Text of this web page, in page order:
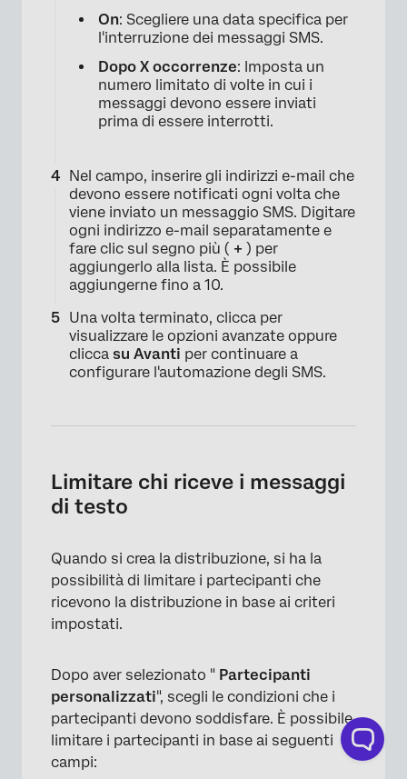
×
×
On: Scegliere una data specifica per
l'interruzione dei messaggi SMS.
Dopo X occorrenze: Imposta un
numero limitato di volte in cui i
messaggi devono essere inviati
prima di essere interrotti.
Nel campo, inserire gli indirizzi e-mail che
devono essere notificati ogni volta che
viene inviato un messaggio SMS. Digitare
ogni indirizzo e-mail separatamente e
fare clic sul segno più ( + ) per
aggiungerlo alla lista. È possibile
aggiungerne fino a 10.
Una volta terminato, clicca per
visualizzare le opzioni avanzate oppure
clicca su Avanti per continuare a
configurare l'automazione degli SMS.
Limitare chi riceve i messaggi
di testo
Quando si crea la distribuzione, si ha la
possibilità di limitare i partecipanti che
ricevono la distribuzione in base ai criteri
impostati.
Dopo aver selezionato " Partecipanti
personalizzati", scegli le condizioni che i
partecipanti devono soddisfare. È possibile
limitare i partecipanti in base ai seguenti
campi: